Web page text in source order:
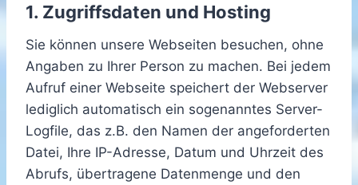
1. Zugriffsdaten und Hosting
Sie können unsere Webseiten besuchen, ohne
Angaben zu Ihrer Person zu machen. Bei jedem
Aufruf einer Webseite speichert der Webserver
lediglich automatisch ein sogenanntes Server-
Logfile, das z.B. den Namen der angeforderten
Datei, Ihre IP-Adresse, Datum und Uhrzeit des
Abrufs, übertragene Datenmenge und den